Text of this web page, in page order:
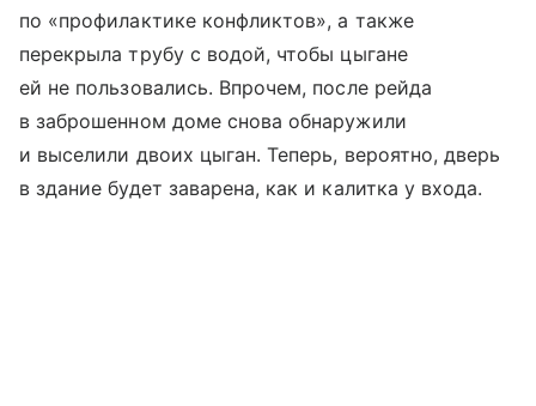
по «профилактике конфликтов», а также
перекрыла трубу с водой, чтобы цыгане
ей не пользовались. Впрочем, после рейда
в заброшенном доме снова обнаружили
и выселили двоих цыган. Теперь, вероятно, дверь
в здание будет заварена, как и калитка у входа.